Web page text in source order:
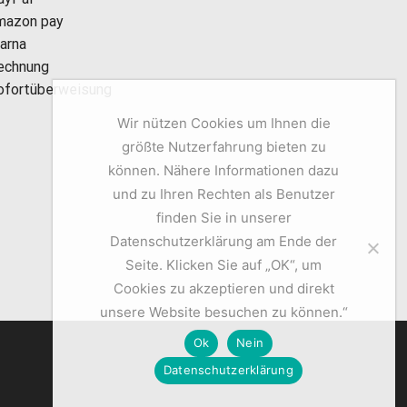
pay
Wir nützen Cookies um Ihnen die
größte Nutzerfahrung bieten zu
können. Nähere Informationen dazu
und zu Ihren Rechten als Benutzer
finden Sie in unserer
Datenschutzerklärung am Ende der
Seite. Klicken Sie auf „OK“, um
Cookies zu akzeptieren und direkt
unsere Website besuchen zu können.“
Ok
Nein
Datenschutzerklärung